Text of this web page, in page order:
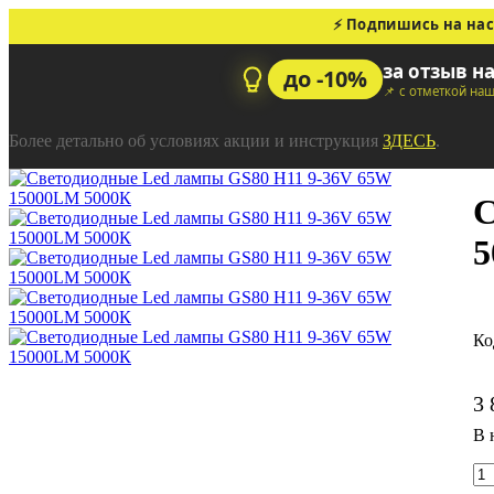
⚡ Подпишись на
до -10% за отзыв
📌 с отметкой
Более детально об условиях акции и инструкция ЗДЕСЬ.
3